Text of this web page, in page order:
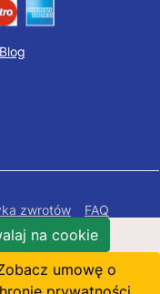
zwrotów
FAQ
Strony
prawa
na cookie
umowę o